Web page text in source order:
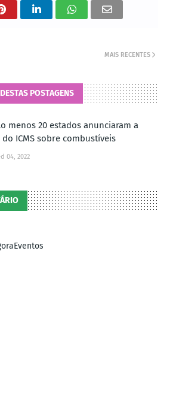
MAIS RECENTES
POSTAGENS
menos 20 estados anunciaram a
ICMS sobre combustíveis
04, 2022